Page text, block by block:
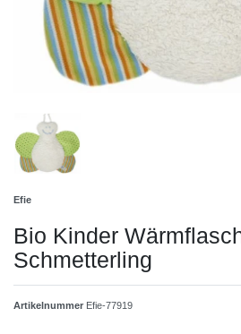
Efie
Bio Kinder
Schmetterling
Artikelnummer Efie-77919